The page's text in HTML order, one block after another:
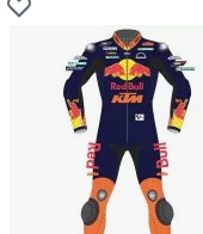
Aggiungi alla lista desideri